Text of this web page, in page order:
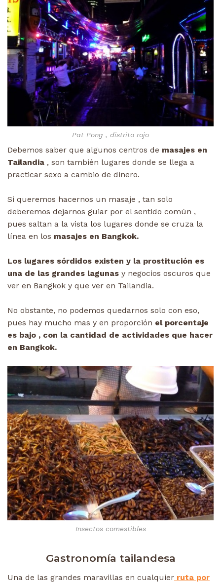
Pat Pong , distrito rojo
Debemos saber que algunos centros de masajes en
Tailandia , son también lugares donde se llega a
practicar sexo a cambio de dinero.
Si queremos hacernos un masaje , tan solo
deberemos dejarnos guiar por el sentido común ,
pues saltan a la vista los lugares donde se cruza la
línea en los masajes en Bangkok.
Los lugares sórdidos existen y la prostitución es
una de las grandes lagunas y negocios oscuros que
ver en Bangkok y que ver en Tailandia.
No obstante, no podemos quedarnos solo con eso,
pues hay mucho mas y en proporción el porcentaje
es bajo , con la cantidad de actividades que hacer
en Bangkok.
Insectos comestibles
Gastronomía tailandesa
Una de las grandes maravillas en cualquier ruta por